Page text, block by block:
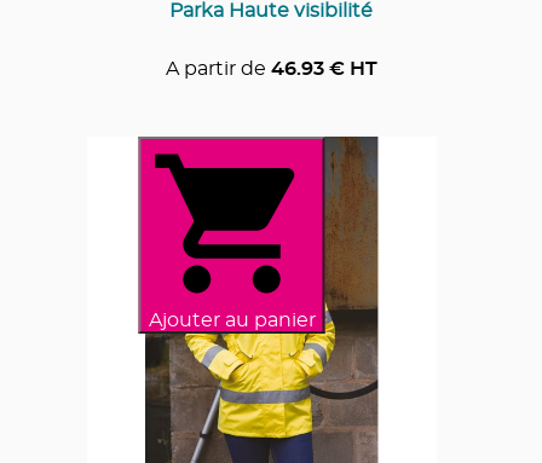
Parka Haute visibilité
A partir de 46.93€ HT
Ajouter au panier